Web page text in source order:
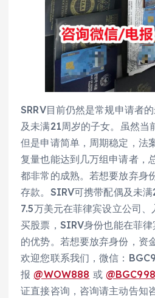
SRRV目前仍然是常规申请者
及未满21周岁的子女。虽然当
但是申请简单，周期稳定，法
复量也能达到几万组申请者，
都非常的成熟。若想要放弃身
存款。SIRV可携带配偶及未
7.5万美元在菲律宾设立公司
买股票，SIRV身份也能在菲
的优势。若想要放弃身份，资
欢迎您联系我们，微信：
报@WOW888 或 @BGC998
证直接咨询，咨询请主动告知